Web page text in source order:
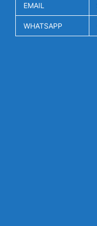
EMAIL
WHATSAPP